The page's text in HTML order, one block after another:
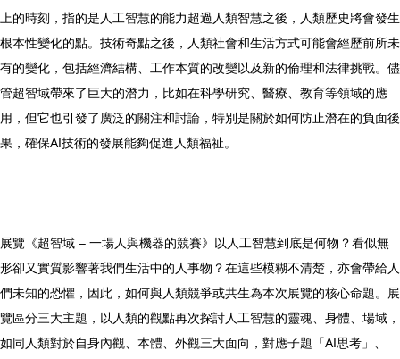
上的時刻，指的是人工智慧的能力超過人類智慧之後，人類歷史將會發生
根本性變化的點。技術奇點之後，人類社會和生活方式可能會經歷前所未
有的變化，包括經濟結構、工作本質的改變以及新的倫理和法律挑戰。儘
管超智域帶來了巨大的潛力，比如在科學研究、醫療、教育等領域的應
用，但它也引發了廣泛的關注和討論，特別是關於如何防止潛在的負面後
果，確保AI技術的發展能夠促進人類福祉。
展覽《超智域 – 一場人與機器的競賽》以人工智慧到底是何物？看似無
形卻又實質影響著我們生活中的人事物？在這些模糊不清楚，亦會帶給人
們未知的恐懼，因此，如何與人類競爭或共生為本次展覽的核心命題。展
覽區分三大主題，以人類的觀點再次探討人工智慧的靈魂、身體、場域，
如同人類對於自身內觀、本體、外觀三大面向，對應子題「AI思考」、